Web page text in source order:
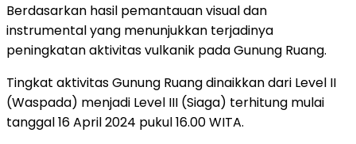
Berdasarkan hasil pemantauan visual dan
instrumental yang menunjukkan terjadinya
peningkatan aktivitas vulkanik pada Gunung Ruang.
Tingkat aktivitas Gunung Ruang dinaikkan dari Level II
(Waspada) menjadi Level III (Siaga) terhitung mulai
tanggal 16 April 2024 pukul 16.00 WITA.